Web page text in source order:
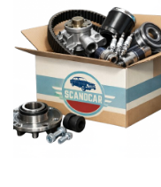
LISTE
D’ENVIE